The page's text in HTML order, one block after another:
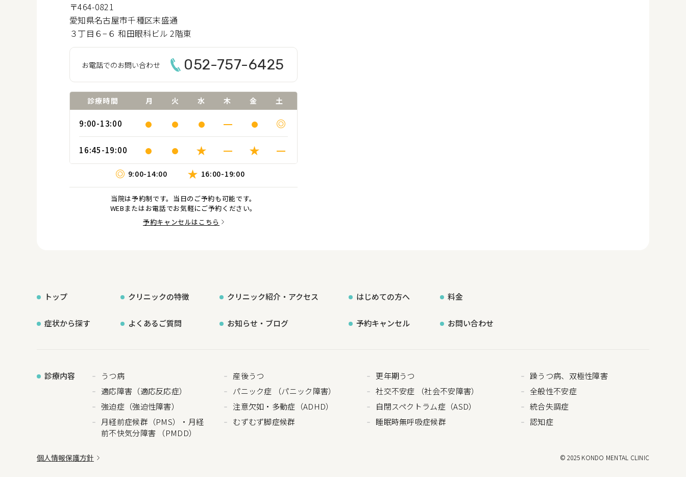
〒464-0821
愛知県名古屋市千種区末盛通
３丁目６−６ 和田眼科ビル 2階東
お電話でのお問い合わせ 052-757-6425
診療時間 月 火 水 木 金 土
9:00-13:00
16:45-19:00
9:00-14:00 16:00-19:00
当院は予約制です。当日のご予約も可能です。
WEBまたはお電話でお気軽にご予約ください。
予約キャンセルはこちら
トップ
症状から探す
クリニックの特徴
よくあるご質問
クリニック紹介・ アクセス
お知らせ・ブログ
はじめての方へ
予約キャンセル
料金
お問い合わせ
診療内容 うつ病 産後うつ 更年期うつ
躁うつ病、双極性障害
適応障害（適応反応症）
パニック症 （パニック障害） 社交不安症 （社会不安障害）
全般性不安症
強迫症（強迫性障害）
注意欠如・多動症（ADHD） 自閉スペクトラム症（ASD）
統合失調症
月経前症候群（PMS）・月経
前不快気分障害 （PMDD）
むずむず脚症候群 睡眠時無呼吸症候群 認知症
個人情報保護方針 © 2025 KONDO MENTAL CLINIC